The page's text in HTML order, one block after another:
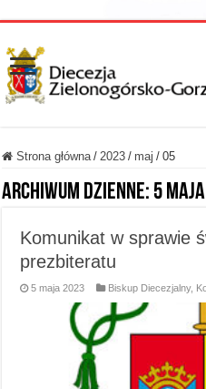
Strona główna / 2023 / maj / 05
Archiwum dzienne: 5
Komunikat w sprawie
prezbiteratu
5 maja 2023 Biskup Diecezjalny,